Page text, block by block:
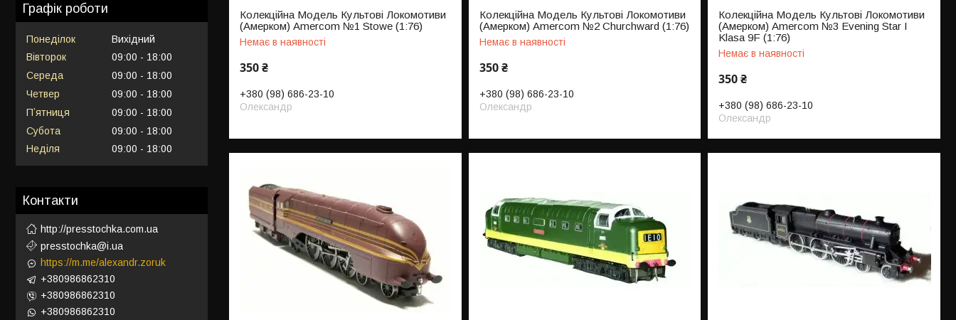
Колекційна Модель Культові Локомотиви
(Амерком) Amercom №1 Stowe (1:76)
Немає в наявності
350 ₴
+380 (98) 686-23-10
Олександр
Колекційна Модель Культові Локомотиви
(Амерком) Amercom №2 Churchward (1:76)
Немає в наявності
350 ₴
+380 (98) 686-23-10
Олександр
Колекційна Модель Культові Локомотиви
(Амерком) Amercom №3 Evening Star I
Klasa 9F (1:76)
Немає в наявності
350 ₴
+380 (98) 686-23-10
Олександр
Графік роботи
Понеділок
Вихідний
Вівторок
09:00
18:00
Середа
09:00
18:00
Четвер
09:00
18:00
Пʼятниця
09:00
18:00
Субота
09:00
18:00
Неділя
09:00 18:00
Контакти
http://presstochka.com.ua
presstochka@i.ua
https://m.me/alexandr.zoruk
+380986862310
+380986862310
+380986862310